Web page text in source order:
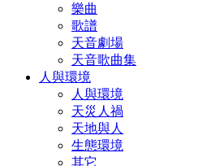
樂曲
歌譜
天音劇場
天音歌曲集
人與環境
人與環境
天災人禍
天地與人
生態環境
其它